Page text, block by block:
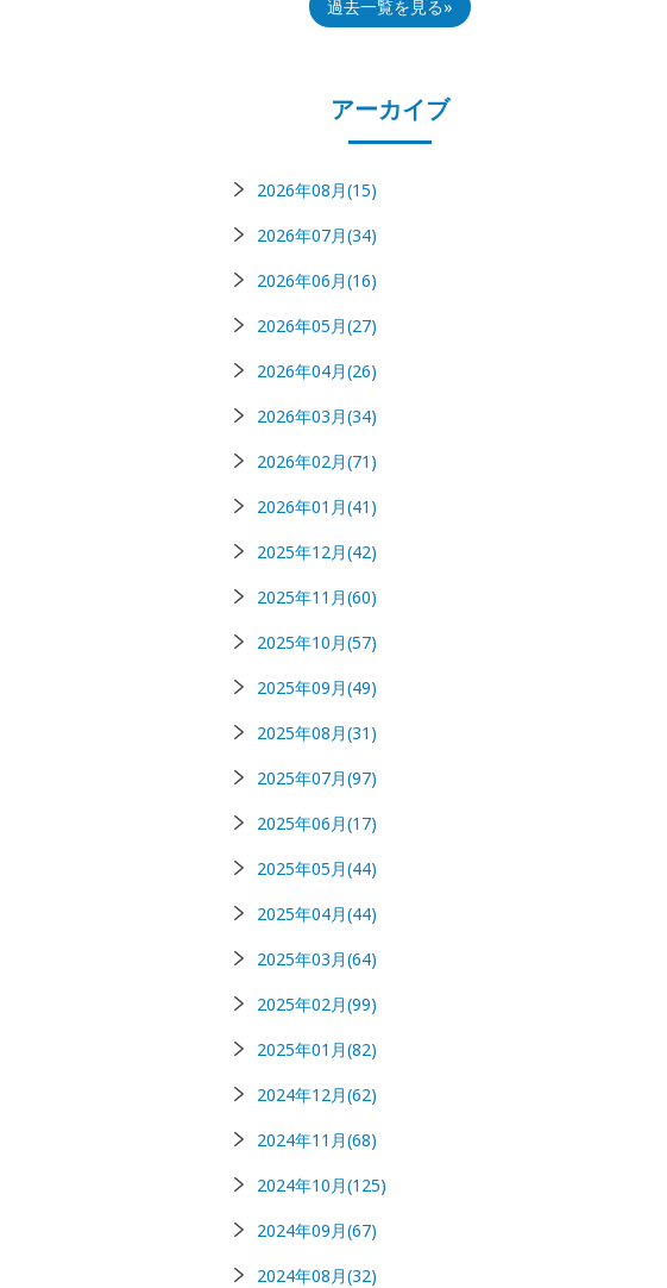
過去一覧を見る
アーカイブ
2026年08月(15)
2026年07月(34)
2026年06月(16)
2026年05月(27)
2026年04月(26)
2026年03月(34)
2026年02月(71)
2026年01月(41)
2025年12月(42)
2025年11月(60)
2025年10月(57)
2025年09月(49)
2025年08月(31)
2025年07月(97)
2025年06月(17)
2025年05月(44)
2025年04月(44)
2025年03月(64)
2025年02月(99)
2025年01月(82)
2024年12月(62)
2024年11月(68)
2024年10月(125)
2024年09月(67)
2024年08月(32)